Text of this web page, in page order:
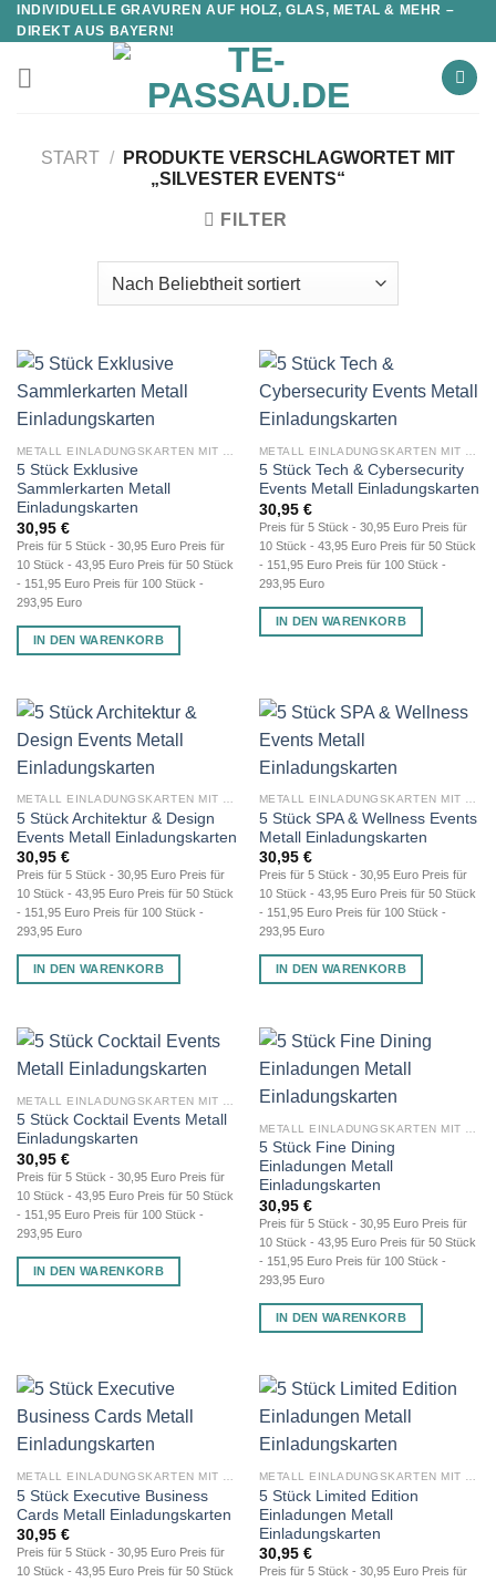
INDIVIDUELLE GRAVUREN AUF HOLZ, GLAS, METAL & MEHR –
DIREKT AUS BAYERN!
START /
PRODUKTE VERSCHLAGWORTET MIT
„SILVESTER EVENTS“
FILTER
5 Stück Exklusive
Sammlerkarten Metall
Einladungskarten
30,95 €
Preis für 5 Stück - 30,95 Euro Preis für
10 Stück - 43,95 Euro Preis für 50 Stück
- 151,95 Euro Preis für 100 Stück -
293,95 Euro
IN DEN WARENKORB
5 Stück Tech & Cybersecurity
Events Metall Einladungskarten
30,95 €
Preis für 5 Stück - 30,95 Euro Preis für
10 Stück - 43,95 Euro Preis für 50 Stück
- 151,95 Euro Preis für 100 Stück -
293,95 Euro
IN DEN WARENKORB
5 Stück Architektur & Design
Events Metall Einladungskarten
30,95 €
Preis für 5 Stück - 30,95 Euro Preis für
10 Stück - 43,95 Euro Preis für 50 Stück
- 151,95 Euro Preis für 100 Stück -
293,95 Euro
IN DEN WARENKORB
5 Stück SPA & Wellness Events
Metall Einladungskarten
30,95 €
Preis für 5 Stück - 30,95 Euro Preis für
10 Stück - 43,95 Euro Preis für 50 Stück
- 151,95 Euro Preis für 100 Stück -
293,95 Euro
IN DEN WARENKORB
5 Stück Cocktail Events Metall
Einladungskarten
30,95 €
Preis für 5 Stück - 30,95 Euro Preis für
10 Stück - 43,95 Euro Preis für 50 Stück
- 151,95 Euro Preis für 100 Stück -
293,95 Euro
IN DEN WARENKORB
5 Stück Fine Dining
Einladungen Metall
Einladungskarten
30,95 €
Preis für 5 Stück - 30,95 Euro Preis für
10 Stück - 43,95 Euro Preis für 50 Stück
- 151,95 Euro Preis für 100 Stück -
293,95 Euro
IN DEN WARENKORB
5 Stück Executive Business
Cards Metall Einladungskarten
30,95 €
Preis für 5 Stück - 30,95 Euro Preis für
10 Stück - 43,95 Euro Preis für 50 Stück
5 Stück Limited Edition
Einladungen Metall
Einladungskarten
30,95 €
Preis für 5 Stück - 30,95 Euro Preis für